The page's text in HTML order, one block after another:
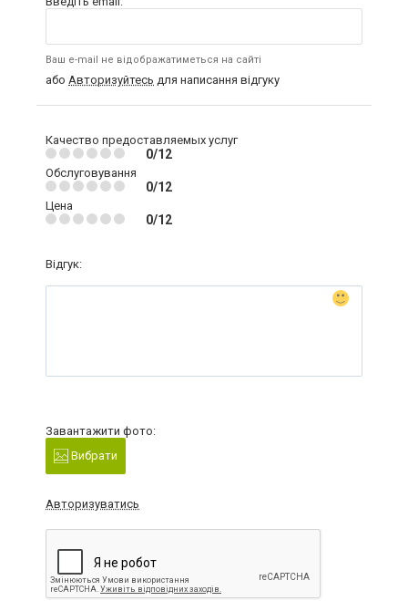
Ваш e-mail не відображатиметься на сайті
або Авторизуйтесь для написання відгуку
Качество предоставляемых услуг
0/12
Обслуговування
0/12
Цена
0/12
Відгук:
Завантажити фото:
Вибрати
Авторизуватись